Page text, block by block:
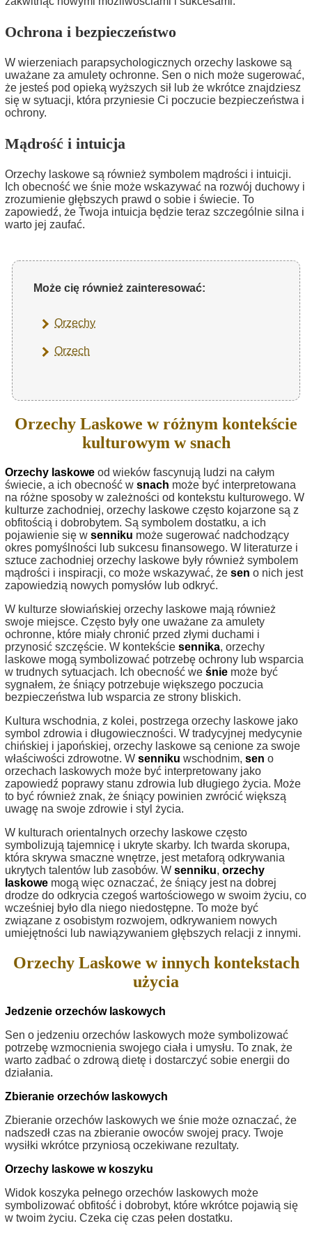
Ochrona i bezpieczeństwo
W wierzeniach parapsychologicznych orzechy laskowe są
uważane za amulety ochronne. Sen o nich może sugerować,
że jesteś pod opieką wyższych sił lub że wkrótce znajdziesz
się w sytuacji, która przyniesie Ci poczucie bezpieczeństwa i
ochrony.
Mądrość i intuicja
Orzechy laskowe są również symbolem mądrości i intuicji.
Ich obecność we śnie może wskazywać na rozwój duchowy i
zrozumienie głębszych prawd o sobie i świecie. To
zapowiedź, że Twoja intuicja będzie teraz szczególnie silna i
warto jej zaufać.
Może cię również zainteresować:
Orzechy
Orzech
Orzechy Laskowe w różnym kontekście
kulturowym w snach
Orzechy laskowe od wieków fascynują ludzi na całym
świecie, a ich obecność w snach może być interpretowana
na różne sposoby w zależności od kontekstu kulturowego. W
kulturze zachodniej, orzechy laskowe często kojarzone są z
obfitością i dobrobytem. Są symbolem dostatku, a ich
pojawienie się w senniku może sugerować nadchodzący
okres pomyślności lub sukcesu finansowego. W literaturze i
sztuce zachodniej orzechy laskowe były również symbolem
mądrości i inspiracji, co może wskazywać, że sen o nich jest
zapowiedzią nowych pomysłów lub odkryć.
W kulturze słowiańskiej orzechy laskowe mają również
swoje miejsce. Często były one uważane za amulety
ochronne, które miały chronić przed złymi duchami i
przynosić szczęście. W kontekście sennika, orzechy
laskowe mogą symbolizować potrzebę ochrony lub wsparcia
w trudnych sytuacjach. Ich obecność we śnie może być
sygnałem, że śniący potrzebuje większego poczucia
bezpieczeństwa lub wsparcia ze strony bliskich.
Kultura wschodnia, z kolei, postrzega orzechy laskowe jako
symbol zdrowia i długowieczności. W tradycyjnej medycynie
chińskiej i japońskiej, orzechy laskowe są cenione za swoje
właściwości zdrowotne. W senniku wschodnim, sen o
orzechach laskowych może być interpretowany jako
zapowiedź poprawy stanu zdrowia lub długiego życia. Może
to być również znak, że śniący powinien zwrócić większą
uwagę na swoje zdrowie i styl życia.
W kulturach orientalnych orzechy laskowe często
symbolizują tajemnicę i ukryte skarby. Ich twarda skorupa,
która skrywa smaczne wnętrze, jest metaforą odkrywania
ukrytych talentów lub zasobów. W senniku, orzechy
laskowe mogą więc oznaczać, że śniący jest na dobrej
drodze do odkrycia czegoś wartościowego w swoim życiu, co
wcześniej było dla niego niedostępne. To może być
związane z osobistym rozwojem, odkrywaniem nowych
umiejętności lub nawiązywaniem głębszych relacji z innymi.
Orzechy Laskowe w innych kontekstach
użycia
Jedzenie orzechów laskowych
Sen o jedzeniu orzechów laskowych może symbolizować
potrzebę wzmocnienia swojego ciała i umysłu. To znak, że
warto zadbać o zdrową dietę i dostarczyć sobie energii do
działania.
Zbieranie orzechów laskowych
Zbieranie orzechów laskowych we śnie może oznaczać, że
nadszedł czas na zbieranie owoców swojej pracy. Twoje
wysiłki wkrótce przyniosą oczekiwane rezultaty.
Orzechy laskowe w koszyku
Widok koszyka pełnego orzechów laskowych może
symbolizować obfitość i dobrobyt, które wkrótce pojawią się
w twoim życiu. Czeka cię czas pełen dostatku.